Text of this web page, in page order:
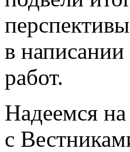
в
работ.
Надеемся
с